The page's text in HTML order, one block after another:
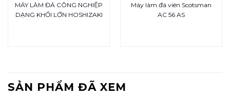
MÁY LÀM ĐÁ CÔNG NGHIỆP
DẠNG KHỐI LỚN HOSHIZAKI
Máy làm đá viên Scotsman
AC 56 AS
SẢN PHẨM ĐÃ XEM